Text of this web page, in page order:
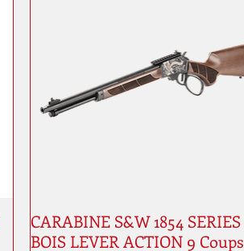
CARABINE S&W 1854 SERIES
BOIS LEVER ACTION 9 Coups